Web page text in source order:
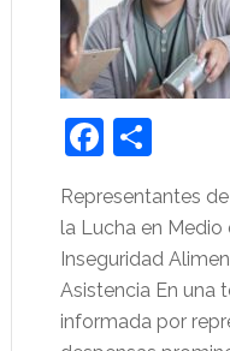
Share
Representantes
la Lucha en
Inseguridad
Asistencia En una
informada por